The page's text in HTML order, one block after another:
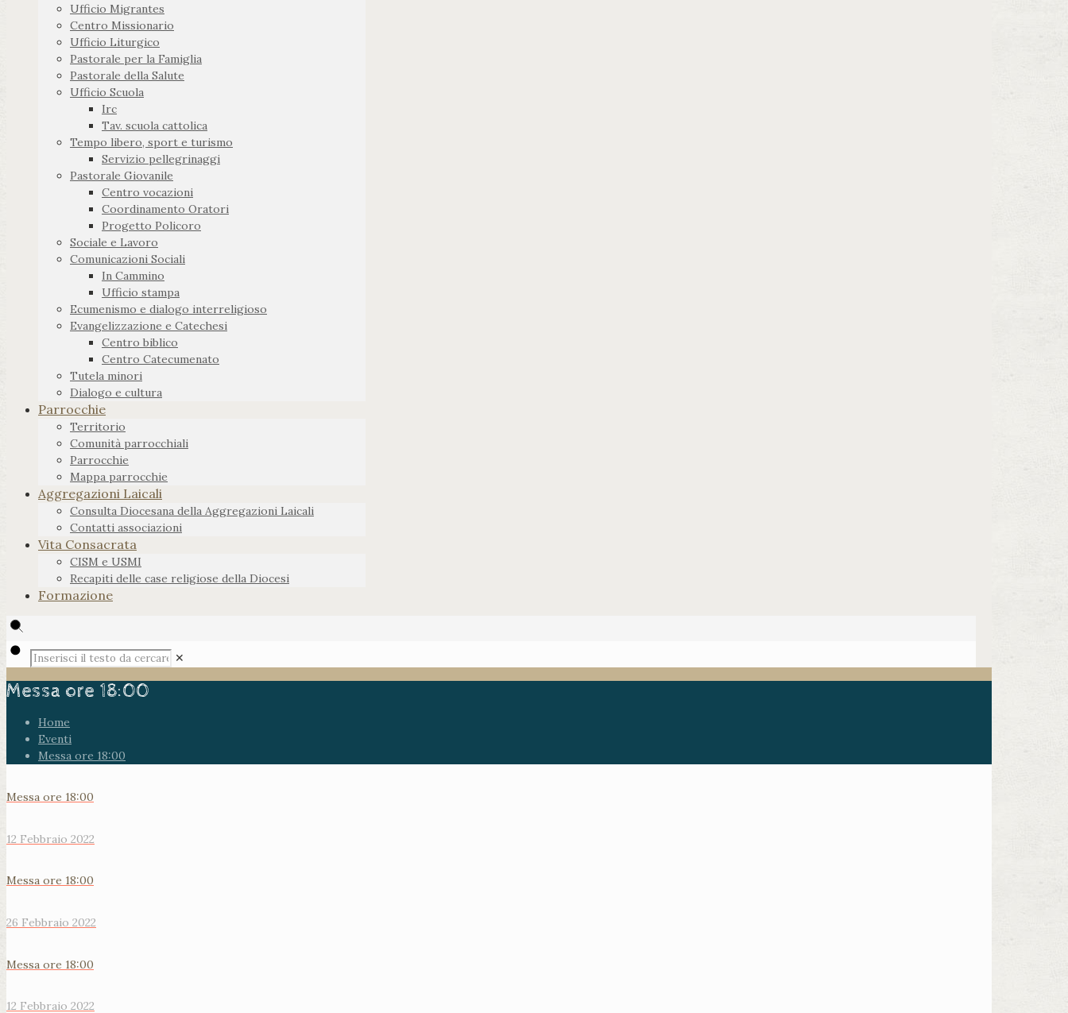
Ufficio Migrantes
Centro Missionario
Ufficio Liturgico
Pastorale per la Famiglia
Pastorale della Salute
Ufficio Scuola
Irc
Tav. scuola cattolica
Tempo libero, sport e turismo
Servizio pellegrinaggi
Pastorale Giovanile
Centro vocazioni
Coordinamento Oratori
Progetto Policoro
Sociale e Lavoro
Comunicazioni Sociali
In Cammino
Ufficio stampa
Ecumenismo e dialogo interreligioso
Evangelizzazione e Catechesi
Centro biblico
Centro Catecumenato
Tutela minori
Dialogo e cultura
Parrocchie
Territorio
Comunità parrocchiali
Parrocchie
Mappa parrocchie
Aggregazioni Laicali
Consulta Diocesana della Aggregazioni Laicali
Contatti associazioni
Vita Consacrata
CISM e USMI
Recapiti delle case religiose della Diocesi
Formazione
✕
Messa ore 18:00
Home
Eventi
Messa ore 18:00
Messa ore 18:00
12 Febbraio 2022
Messa ore 18:00
26 Febbraio 2022
Messa ore 18:00
12 Febbraio 2022